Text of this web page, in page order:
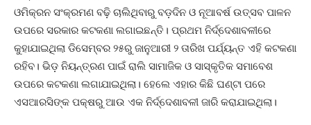
ଓମିକ୍ରନ ସଂକ୍ରମଣ ବଢ଼ି ଚାଲିଥିବାରୁ ବଡ଼ଦିନ ଓ ନୂଆବର୍ଷ ଉତ୍ସବ ପାଳନ
ଉପରେ ସରକାର କଟକଣା ଲଗାଇଛନ୍ତି। ପ୍ରଥମ ନିର୍ଦ୍ଦେଶାବଳୀରେ
କୁହାଯାଇଥିଲା ଡିସେମ୍ବର ୨୫ରୁ ଜାନୁଆରୀ ୨ ତାରିଖ ପର୍ଯ୍ୟନ୍ତ ଏହି କଟକଣା
ରହିବ। ଭିଡ଼ ନିୟନ୍ତ୍ରଣ ପାଇଁ ରାଲି ସାମାଜିକ ଓ ସାସ୍କୃତିକ ସମାବେଶ
ଉପରେ କଟକଣା ଲଗାଯାଇଥିଲା। ହେଲେ ଏହାର କିଛି ଘଣ୍ଟା ପରେ
ଏସଆରସିଙ୍କ ପକ୍ଷରୁ ଆଉ ଏକ ନିର୍ଦ୍ଦେଶାବଳୀ ଜାରି କରାଯାଇଥିଲା।